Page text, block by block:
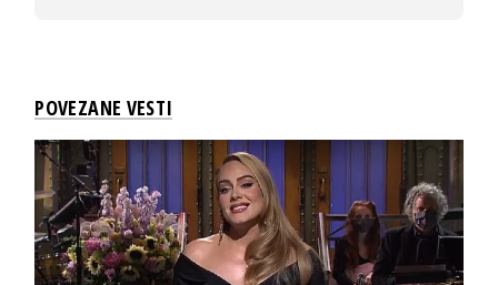
POVEZANE VESTI